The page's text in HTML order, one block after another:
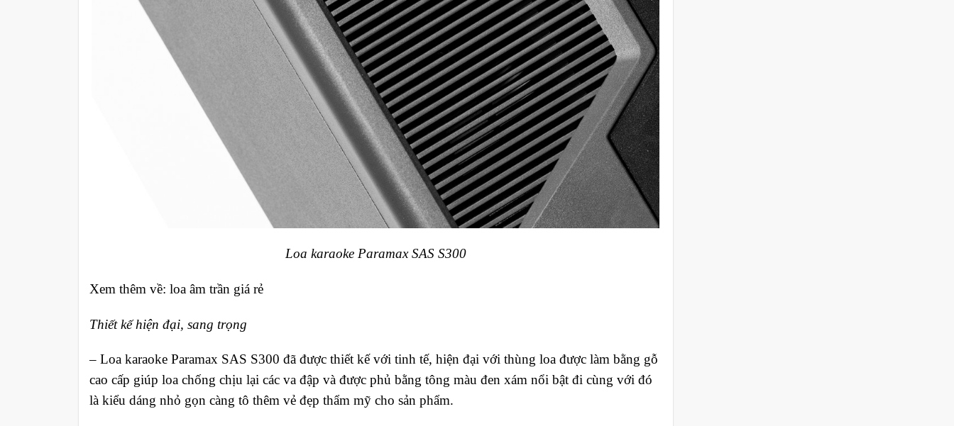
Loa karaoke Paramax SAS S300
Xem thêm về: loa âm trần giá rẻ
Thiết kế hiện đại, sang trọng
–Loa karaoke Paramax SAS S300 đã được thiết kế với tinh tế, hiện đại với thùng loa được làm bằng gỗ
cao cấp giúp loa chống chịu lại các va đập và được phủ bằng tông màu đen xám nổi bật đi cùng với đó
là kiểu dáng nhỏ gọn càng tô thêm vẻ đẹp thẩm mỹ cho sản phẩm.